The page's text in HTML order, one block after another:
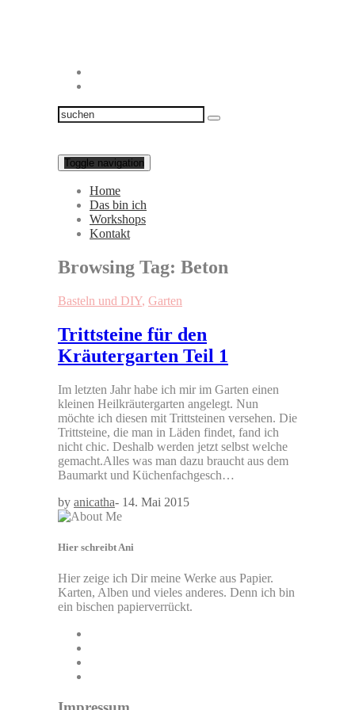
Toggle navigation
Home
Das bin ich
Workshops
Kontakt
Browsing Tag: Beton
Basteln und DIY, Garten
Trittsteine für den
Kräutergarten Teil 1
Im letzten Jahr habe ich mir im Garten einen
kleinen Heilkräutergarten angelegt. Nun
möchte ich diesen mit Trittsteinen versehen. Die
Trittsteine, die man in Läden findet, fand ich
nicht chic. Deshalb werden jetzt selbst welche
gemacht.Alles was man dazu braucht aus dem
Baumarkt und Küchenfachgesch…
by anicatha- 14. Mai 2015
Hier schreibt Ani
Hier zeige ich Dir meine Werke aus Papier.
Karten, Alben und vieles anderes. Denn ich bin
ein bischen papierverrückt.